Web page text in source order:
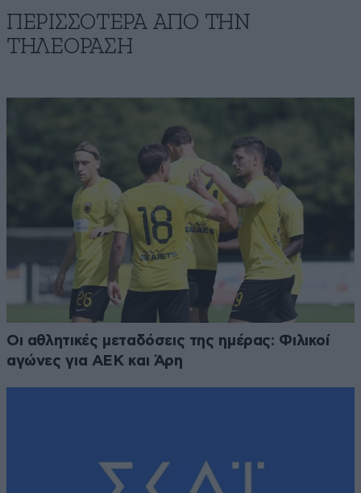
ΠΕΡΙΣΣΟΤΕΡΑ ΑΠΟ ΤΗΝ
ΤΗΛΕΟΡΑΣΗ
Οι αθλητικές μεταδόσεις της ημέρας: Φιλικοί
αγώνες για ΑΕΚ και Άρη